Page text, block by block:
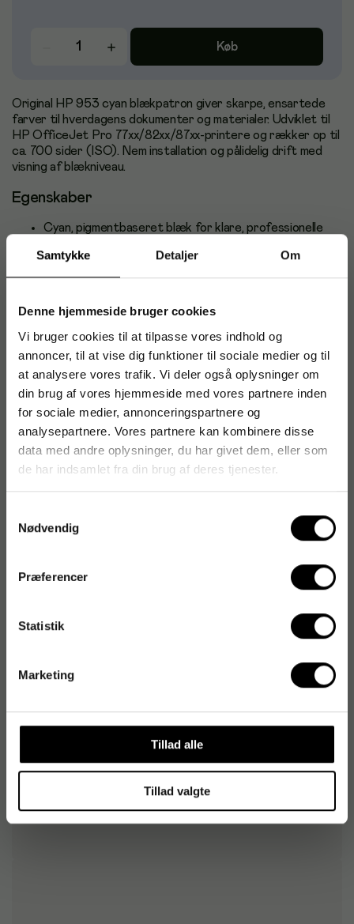
Samtykke Detaljer Om
Denne hjemmeside bruger cookies
Vi bruger cookies til at tilpasse vores indhold og
annoncer, til at vise dig funktioner til sociale medier og til
at analysere vores trafik. Vi deler også oplysninger om
din brug af vores hjemmeside med vores partnere inden
for sociale medier, annonceringspartnere og
analysepartnere. Vores partnere kan kombinere disse
data med andre oplysninger, du har givet dem, eller som
de har indsamlet fra din brug af deres tjenester.
Nødvendig
Præferencer
Statistik
Marketing
Tillad alle
Tillad valgte
Køb
Original HP 953 cyan blækpatron giver skarpe, ensartede
farver til hverdagens dokumenter og materialer. Udviklet til
HP OfficeJet Pro 77xx/82xx/87xx-printere og rækker op til
ca. 700 sider (ISO). Nem installation og pålidelig drift med
visning af blækniveau.
Egenskaber
Cyan, pigmentbaseret blæk for klare, professionelle
konsekvent udskriftskvalitet
Til HP OfficeJet Pro 77xx/82xx/87xx-serierne
Hurtigtørrende blæk – velegnet til både tekst og
grafik
Nemt at installere; printeren viser blækniveauer
Anvendelse og brugere
rapporter, præsentationer og marketingmaterialer med
pålidelige farver og lavt vedligehold.
Om HP
kvalitet, innovation og driftssikkerhed. Originale HP-
patroner er designet til at fungere optimalt med HP-
Varenummer